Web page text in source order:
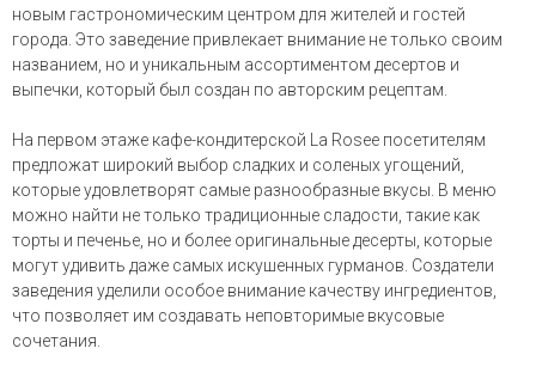
новым гастрономическим центром для жителей и гостей
города. Это заведение привлекает внимание не только своим
названием, но и уникальным ассортиментом десертов и
выпечки, который был создан по авторским рецептам.
На первом этаже кафе-кондитерской La Rosee посетителям
предложат широкий выбор сладких и соленых угощений,
которые удовлетворят самые разнообразные вкусы. В меню
можно найти не только традиционные сладости, такие как
торты и печенье, но и более оригинальные десерты, которые
могут удивить даже самых искушенных гурманов. Создатели
заведения уделили особое внимание качеству ингредиентов,
что позволяет им создавать неповторимые вкусовые
сочетания.